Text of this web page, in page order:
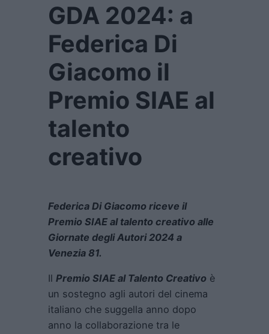
GDA 2024: a
Federica Di
Giacomo il
Premio SIAE al
talento
creativo
Federica Di Giacomo riceve il
Premio SIAE al talento creativo alle
Giornate degli Autori 2024 a
Venezia 81.
Il Premio SIAE al Talento Creativo è
un sostegno agli autori del cinema
italiano che suggella anno dopo
anno la collaborazione tra le